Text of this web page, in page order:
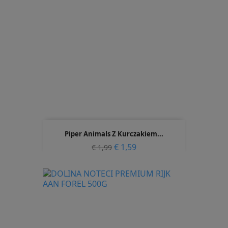
Piper Animals Z Kurczakiem...
Normale
€ 1,99 Prijs
€ 1,59